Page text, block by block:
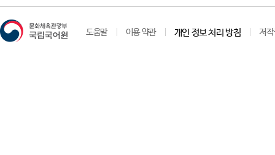
도움말 이용 약관 개인 정보 처리 방침 저